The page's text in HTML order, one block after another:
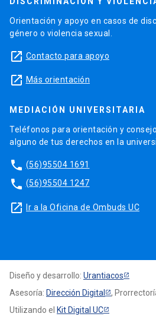
Orientación y apoyo en casos de
género o violencia sexual.
launch Contacto para apoyo
launch Más orientación
MEDIACIÓN UNIVERSITARIA
Teléfonos para orientación y
alguno de tus derechos en la
phone (56)95504 1691
phone (56)95504 1247
launch Ir a la Oficina de Ombuds UC
Diseño y desarrollo: Urantiacos
Asesoría: Dirección Digital
,
Utilizando el Kit Digital UC